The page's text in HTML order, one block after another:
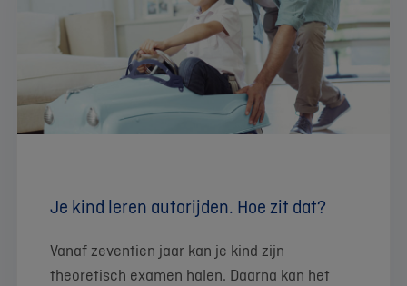
Je kind leren autorijden. Hoe zit dat?
Vanaf zeventien jaar kan je kind zijn
theoretisch examen halen. Daarna kan het